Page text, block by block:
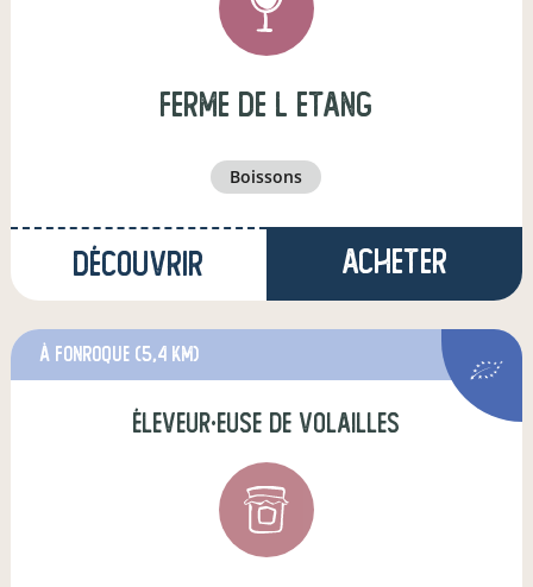
ferme de l etang
boissons
Découvrir Acheter
à fonroque (5,4 km)
éleveur·euse de volailles